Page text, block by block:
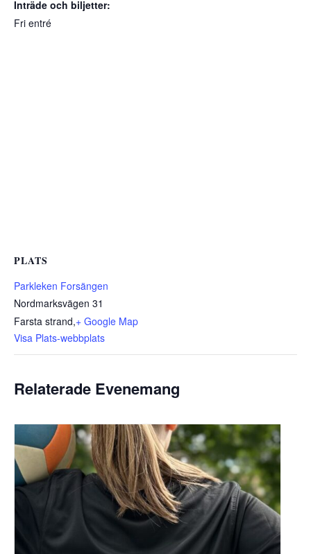
Inträde och biljetter:
Fri entré
PLATS
Parkleken Forsängen
Nordmarksvägen 31
Farsta strand,+ Google Map
Visa Plats-webbplats
Relaterade Evenemang